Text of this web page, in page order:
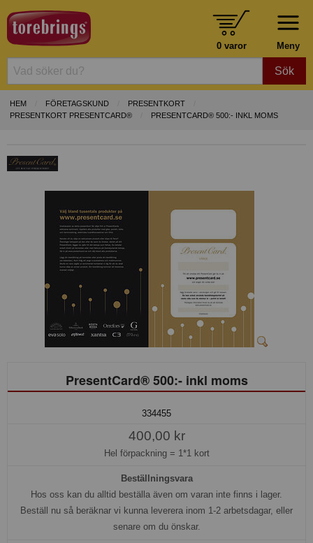
Meny
0 varor
Sök
HEM FÖRETAGSKUND
PRESENTKORT
PRESENTKORT PRESENTCARD®
PRESENTCARD® 500:- INKL MOMS
PresentCard® 500:- inkl moms
334455
400,00 kr
Hel förpackning = 1*1 kort
Beställningsvara
Hos oss kan du alltid beställa även om varan inte finns i lager.
Beställ nu så beräknar vi kunna leverera inom 1-2 arbetsdagar, eller
senare om du önskar.